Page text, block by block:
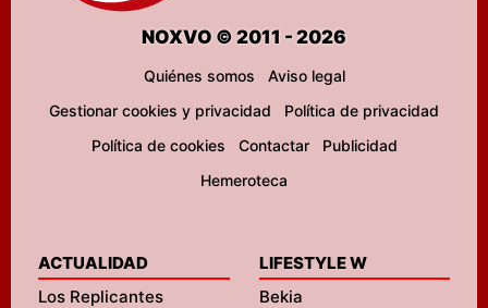
NOXVO © 2011 - 2026
Quiénes somos
Aviso legal
Gestionar cookies y privacidad
Política de privacidad
Política de cookies
Contactar
Publicidad
Hemeroteca
ACTUALIDAD
Los Replicantes
LIFESTYLE W
Bekia